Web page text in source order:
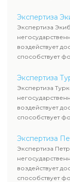
Экспертиза
Экспертиза
воздействует
способствует
Экспертиза
Экспертиза
воздействует
способствует
Экспертиза
Экспертиза
воздействует
способствует